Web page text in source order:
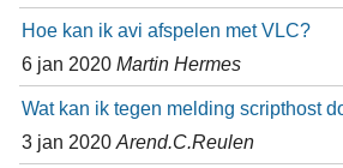
Hoe kan ik avi afspelen met VLC?
6 jan 2020 Martin Hermes
Wat kan ik tegen melding scripthost
3 jan 2020 Arend.C.Reulen